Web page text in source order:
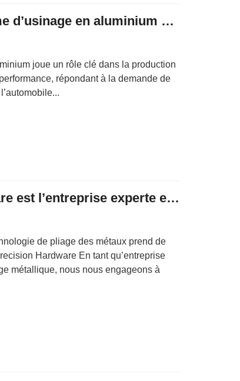
Innovation du mécanisme d’usinage en aluminium CNC de Precision Automotive
joue un rôle clé dans la production
répondant à la demande de
Janee Precision Hardware est l’entreprise experte en pliage métallique
de pliage des métaux prend de
Hardware En tant qu’entreprise
métallique, nous nous engageons à